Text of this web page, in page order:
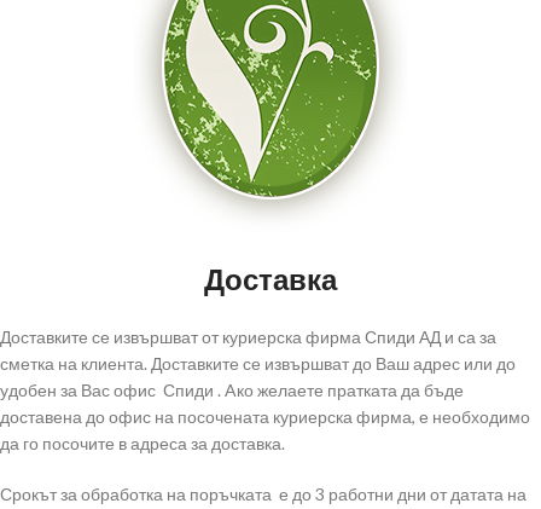
Доставка
Доставките се извършват от куриерска фирма Спиди АД и са за
сметка на клиента. Доставките се извършват до Ваш адрес или до
удобен за Вас офис Спиди . Aко желаете пратката да бъде
доставена до офис на посочената куриерска фирма, е необходимо
да го посочите в адреса за доставка.
Срокът за обработка на поръчката е до 3 работни дни от датата на